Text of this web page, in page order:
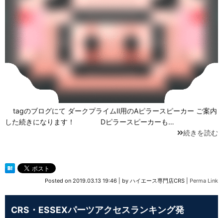
tagのブログにて ダークプライムⅡ用のAピラースピーカー ご案内
した続きになります！ Dピラースピーカーも…
続きを読む
Posted on 2019.03.13 19:46 by ハイエース専門店CRS Perma Link
CRS・ESSEXパーツアクセスランキング発